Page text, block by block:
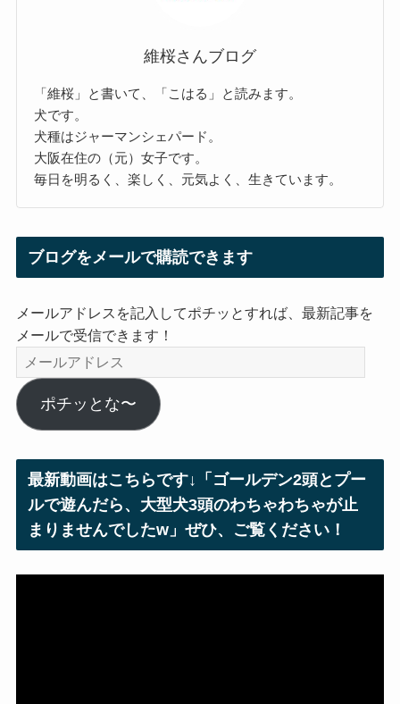
維桜さんブログ
「維桜」と書いて、「こはる」と読みます。
犬です。
犬種はジャーマンシェパード。
大阪在住の（元）女子です。
毎日を明るく、楽しく、元気よく、生きています。
ブログをメールで購読できます
メールアドレスを記入してポチッとすれば、最新記事を
メールで受信できます！
メ
ー
ル
ア
ス
ポチッとな〜
最新動画はこちらです↓「ゴールデン2頭とプー
ルで遊んだら、大型犬3頭のわちゃわちゃが止
まりませんでしたw」ぜひ、ご覧ください！